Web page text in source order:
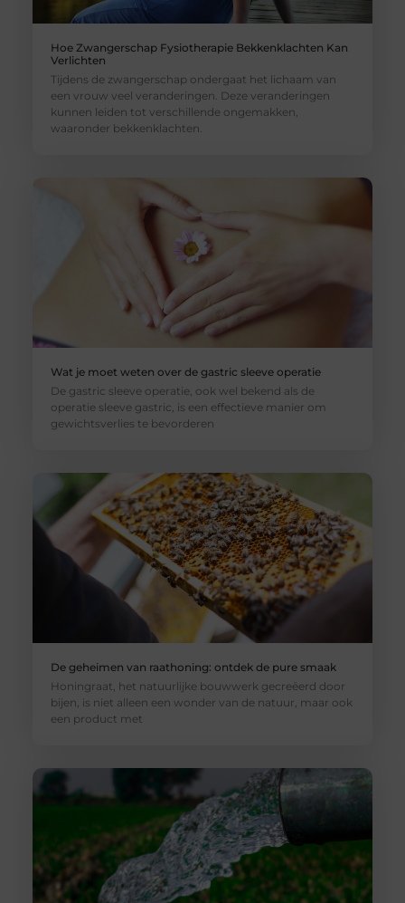
Hoe Zwangerschap Fysiotherapie Bekkenklachten Kan
Verlichten
Tijdens de zwangerschap ondergaat het lichaam van
een vrouw veel veranderingen. Deze veranderingen
kunnen leiden tot verschillende ongemakken,
waaronder bekkenklachten.
Wat je moet weten over de gastric sleeve operatie
De gastric sleeve operatie, ook wel bekend als de
operatie sleeve gastric, is een effectieve manier om
gewichtsverlies te bevorderen
De geheimen van raathoning: ontdek de pure smaak
Honingraat, het natuurlijke bouwwerk gecreëerd door
bijen, is niet alleen een wonder van de natuur, maar ook
een product met